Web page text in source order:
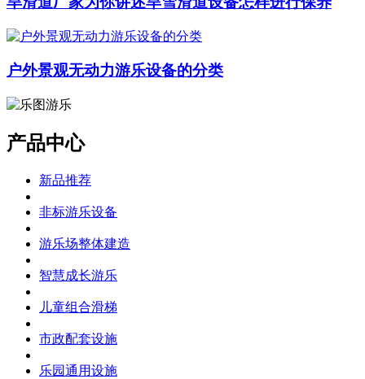
户外景观无动力游乐设备的分类
产品中心
新品推荐
非标游乐设备
游乐场整体建造
智慧成长游乐
儿童组合滑梯
市政配套设施
乐园通用设施